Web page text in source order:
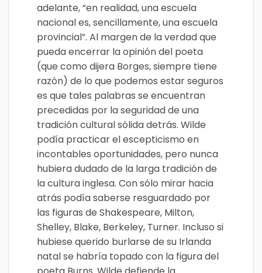
adelante, “en realidad, una escuela
nacional es, sencillamente, una escuela
provincial”. Al margen de la verdad que
pueda encerrar la opinión del poeta
(que como dijera Borges, siempre tiene
razón) de lo que podemos estar seguros
es que tales palabras se encuentran
precedidas por la seguridad de una
tradición cultural sólida detrás. Wilde
podía practicar el escepticismo en
incontables oportunidades, pero nunca
hubiera dudado de la larga tradición de
la cultura inglesa. Con sólo mirar hacia
atrás podía saberse resguardado por
las figuras de Shakespeare, Milton,
Shelley, Blake, Berkeley, Turner. Incluso si
hubiese querido burlarse de su Irlanda
natal se habría topado con la figura del